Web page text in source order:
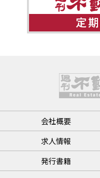
会社概要
求人情報
発行書籍